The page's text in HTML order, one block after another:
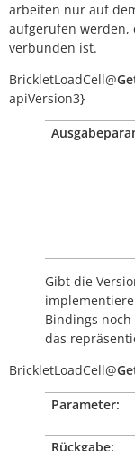
arbeiten nur auf
aufgerufen werden,
verbunden ist.
BrickletLoadCell@
apiVersion3}
Gibt die
Bindings
das
BrickletLoadCell@
Parameter:
Rückgabe: